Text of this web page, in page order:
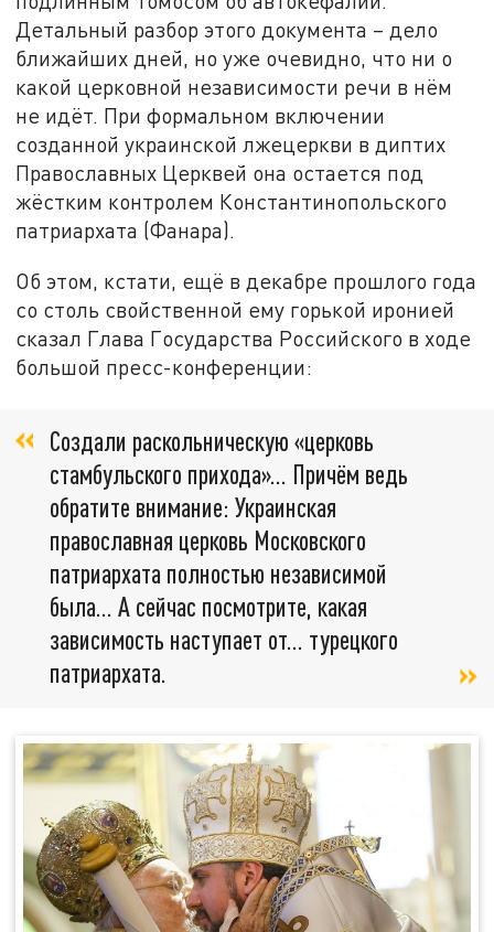
Детальный разбор этого документа – дело
ближайших дней, но уже очевидно, что ни о
какой церковной независимости речи в нём
не идёт. При формальном включении
созданной украинской лжецеркви в диптих
Православных Церквей она остается под
жёстким контролем Константинопольского
патриархата (Фанара).
Об этом, кстати, ещё в декабре прошлого года
со столь свойственной ему горькой иронией
сказал Глава Государства Российского в ходе
большой пресс-конференции:
Создали раскольническую «церковь
стамбульского прихода»... Причём ведь
обратите внимание: Украинская
православная церковь Московского
патриархата полностью независимой
была... А сейчас посмотрите, какая
зависимость наступает от... турецкого
патриархата.